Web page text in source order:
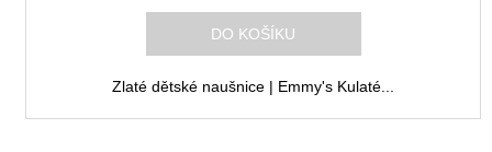
DO KOŠÍKU
Zlaté dětské naušnice | Emmy's Kulaté...